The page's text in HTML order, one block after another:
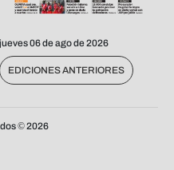
jueves 06 de ago de 2026
EDICIONES ANTERIORES
©2026